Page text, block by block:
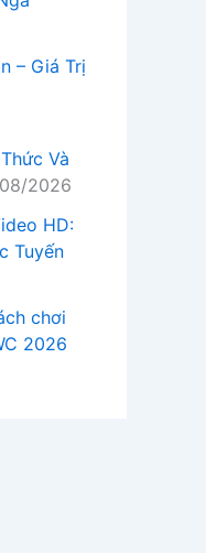
– Giá Trị
Và
2026
HD:
Tuyến
chơi
2026